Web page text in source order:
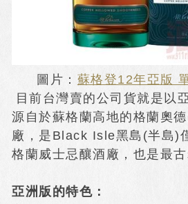
圖片： 蘇格登12年亞版
目前台灣賣的公司貨就是以
源自於蘇格蘭高地的格蘭奧
廠，是Black Isle黑島(半島)
格蘭威士忌釀酒廠，也是最古
亞洲版的特色：